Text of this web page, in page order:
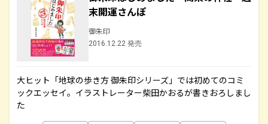
末開運さんぽ
御朱印
2016.12.22 発売
大ヒット「地球の歩き方 御朱印シリーズ」では初めてのコミ
ックエッセイ。イラストレーター柴田かおるが書きおろしまし
た